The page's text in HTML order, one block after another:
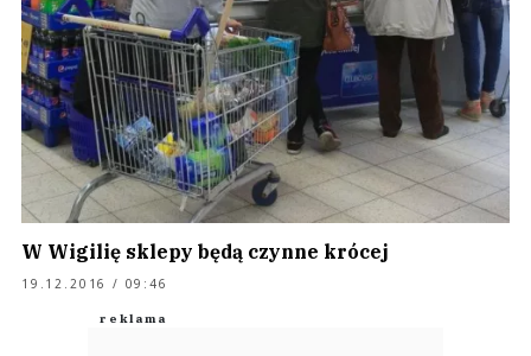
W Wigilię sklepy będą czynne krócej
19.12.2016 / 09:46